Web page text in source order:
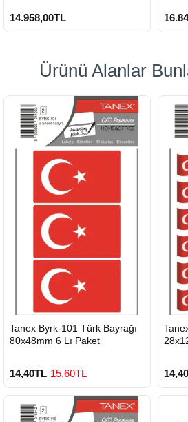
14.958,00TL
Ürünü Alanlar
GÖNDERİ
Tanex Byrk-101 Türk Bayrağı
80x48mm 6 Lı Paket
14,40TL 15,60TL